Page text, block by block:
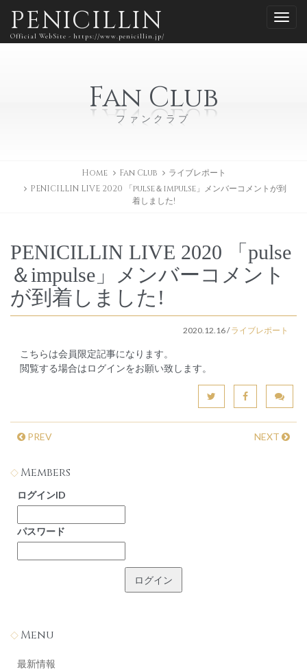
PENICILLIN
Official WebSite - https://www.penicillin.jp/
Fan Club
ファンクラブ
Home Fan Club
ライブレポート
PENICILLIN LIVE 2020 「pulse＆impulse」メンバーコメントが到
着しました!
PENICILLIN LIVE 2020 「pulse
＆impulse」メンバーコメント
が到着しました!
2020.12.16/ライブレポート
こちらは会員限定記事になります。
閲覧する場合はログインをお願い致します。
PREV NEXT
Members
ログインID
パスワード
Menu
最新情報